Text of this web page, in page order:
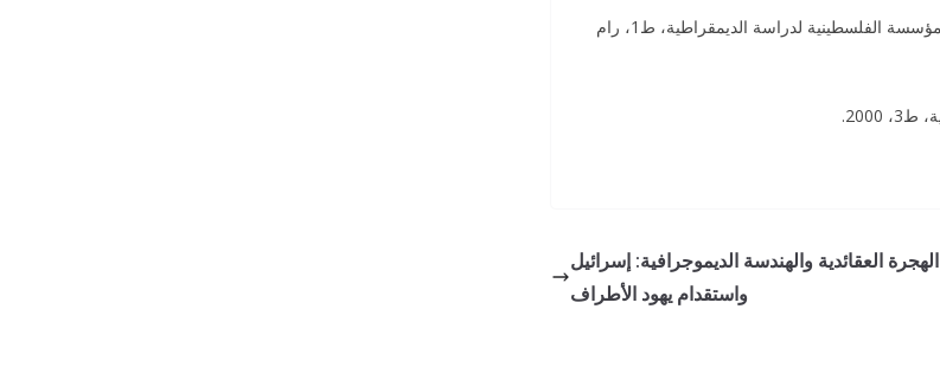
[3] بشارة، عزمي، طروحات في النهضة المعاقة ودراسات أخرى، مواطن المؤسسة الفلسطينية لدراسة الديمقراطية، ط1، رام
الهجرة العقائدية والهندسة الديموجرافية: إسرائيل
واستقدام يهود الأطراف